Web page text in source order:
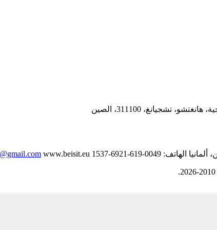
الهاتف: 0049-619-6921-1537 www.beisit.eu